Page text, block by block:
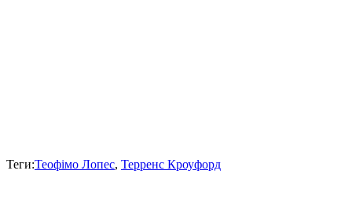
Теги:Теофімо Лопес, Терренс Кроуфорд